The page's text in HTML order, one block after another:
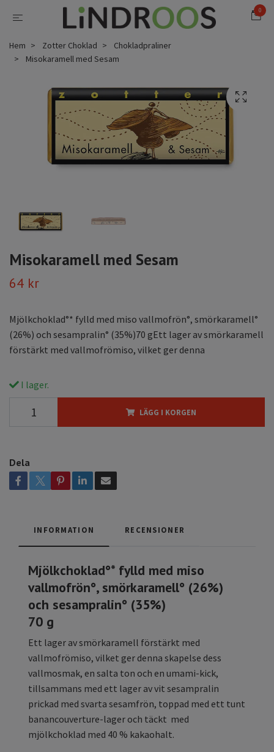
0
Hem Zotter Choklad
Chokladpraliner
Misokaramell med Sesam
Misokaramell med Sesam
64 kr
Mjölkchoklad°* fylld med miso vallmofrön°, smörkaramell°
(26%) och sesampralin° (35%)70 gEtt lager av smörkaramell
förstärkt med vallmofrömiso, vilket ger denna
I lager.
LÄGG I KORGEN
Dela
INFORMATION RECENSIONER
Mjölkchoklad°* fylld med miso
vallmofrön°, smörkaramell° (26%)
och sesampralin° (35%)
70 g
Ett lager av smörkaramell förstärkt med
vallmofrömiso, vilket ger denna skapelse dess
vallmosmak, en salta ton och en umami-kick,
tillsammans med ett lager av vit sesampralin
prickad med svarta sesamfrön, toppad med ett tunt
banancouverture-lager och täckt med
mjölkchoklad med 40 % kakaohalt.